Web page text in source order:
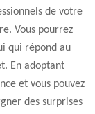
de votre
Vous pourrez
qui répond au
En adoptant
et vous pouvez
des surprises